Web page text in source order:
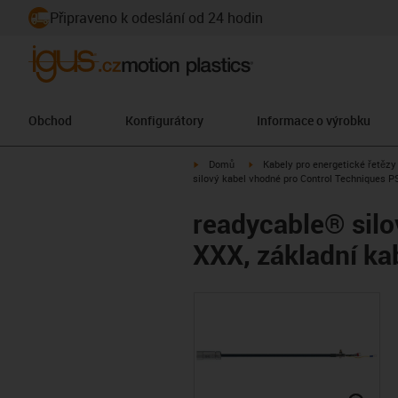
Připraveno k odeslání od 24 hodin
Obchod Konfigurátory Informace o výrobku
igus-icon-arrow-right
Domů igus-icon-arrow-right
Kabely pro energetické řetězy
silový kabel vhodné pro Control Techniques
readycable®
XXX, základní